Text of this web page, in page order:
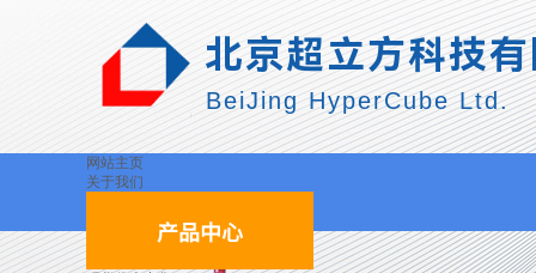
北京超立方科技
BeiJing HyperCube Ltd.
网站主页
关于我们
产品中心